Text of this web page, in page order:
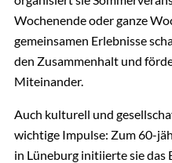
Wochenende oder ganze
gemeinsamen Erlebnisse
den Zusammenhalt und
Miteinander.
Auch kulturell und
wichtige Impulse: Zum 60-
in Lüneburg initiierte sie das